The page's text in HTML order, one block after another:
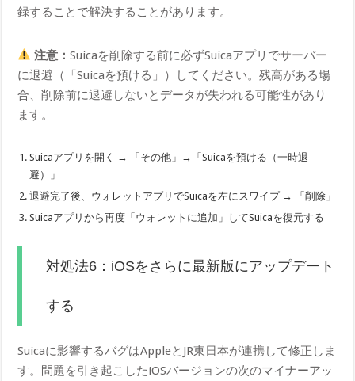
録することで解決することがあります。
注意：Suicaを削除する前に必ずSuicaアプリでサーバー
に退避（「Suicaを預ける」）してください。残高がある場
合、削除前に退避しないとデータが失われる可能性があり
ます。
Suicaアプリを開く → 「その他」→「Suicaを預ける（一時退
避）」
退避完了後、ウォレットアプリでSuicaを左にスワイプ → 「削除」
Suicaアプリから再度「ウォレットに追加」してSuicaを復元する
対処法6：iOSをさらに最新版にアップデート
する
Suicaに影響するバグはAppleとJR東日本が連携して修正しま
す。問題を引き起こしたiOSバージョンの次のマイナーアッ